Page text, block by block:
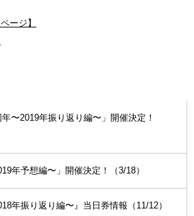
ージ】
〜2019年振り返り編〜」開催決定！
年予想編〜」開催決定！（3/18）
年振り返り編〜』当日券情報（11/12）